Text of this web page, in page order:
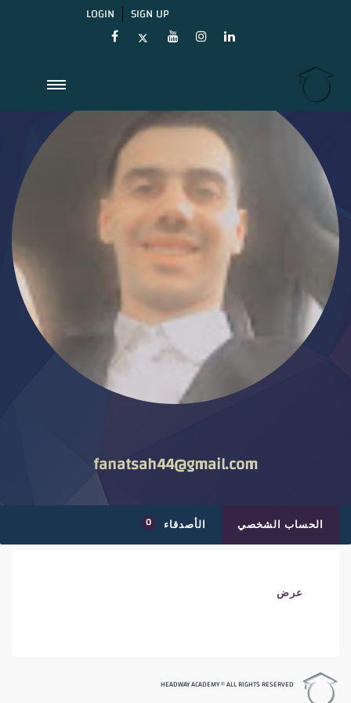
LOGIN SIGN UP
fanatsah44@gmail.com
الحساب الشخصي الأصدقاء 0
عرض
HEADWAY ACADEMY © ALL RIGHTS RESERVED